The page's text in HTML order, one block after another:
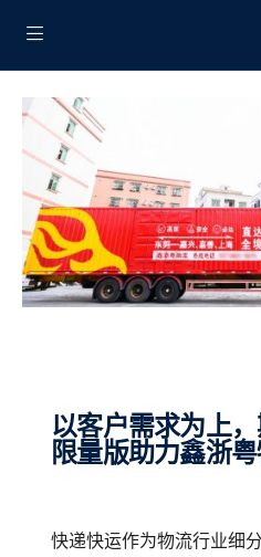
以客户需求为上，斯堪尼亚中国V8
限量版助力鑫浙
快递快运作为物流行业细